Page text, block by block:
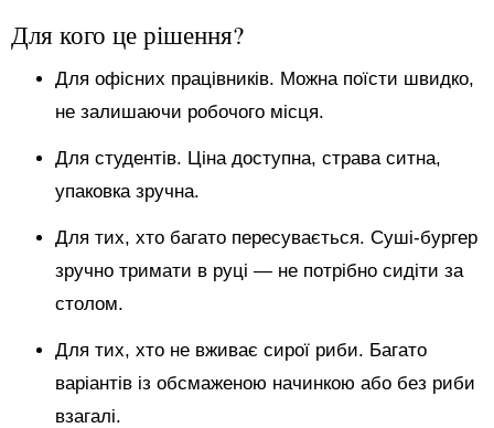
Для кого це рішення?
Для офісних працівників. Можна поїсти швидко,
не залишаючи робочого місця.
Для студентів. Ціна доступна, страва ситна,
упаковка зручна.
Для тих, хто багато пересувається. Суші-бургер
зручно тримати в руці — не потрібно сидіти за
столом.
Для тих, хто не вживає сирої риби. Багато
варіантів із обсмаженою начинкою або без риби
взагалі.